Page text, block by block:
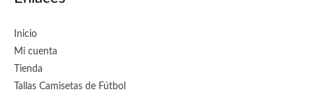
Inicio
Mi cuenta
Tienda
Tallas Camisetas de Fútbol